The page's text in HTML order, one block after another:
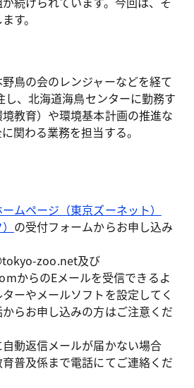
す。
鳥の会のレンジャーなどを経て
、北海道海鳥センターに勤務す
教育）や環境基本計画の推進な
関わる業務を担当する。
ムページ（東京ズーネット）
の受付フォームからお申し込み
zoo.net及び
からのEメールを受信できるよ
ーやメールソフトを設定してく
らお申し込みの方はご注意くだ
動返信メールが届かない場合
普及係まで電話にてご連絡くだ